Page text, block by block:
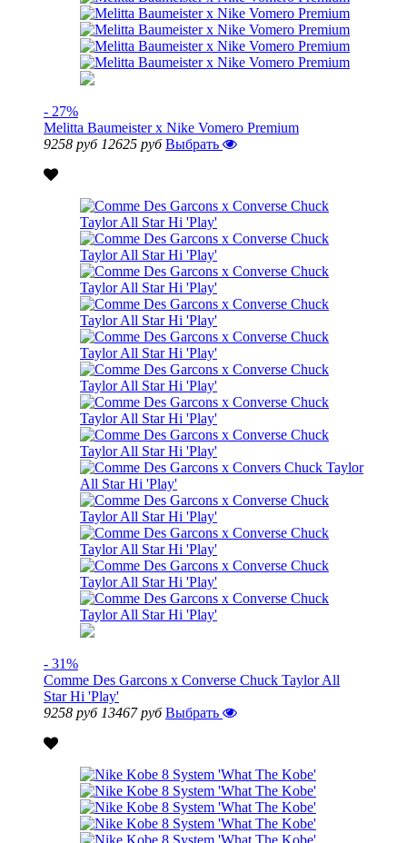
- 27%
Melitta Baumeister x Nike Vomero Premium
9258 руб 12625 руб Выбрать
- 31%
Comme Des Garcons x Converse Chuck Taylor All
Star Hi 'Play'
9258 руб 13467 руб Выбрать